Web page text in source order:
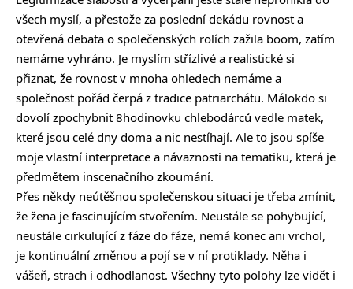
všech myslí, a přestože za poslední dekádu rovnost a
otevřená debata o společenských rolích zažila boom, zatím
nemáme vyhráno. Je myslím střízlivé a realistické si
přiznat, že rovnost v mnoha ohledech nemáme a
společnost pořád čerpá z tradice patriarchátu. Málokdo si
dovolí zpochybnit 8hodinovku chlebodárců vedle matek,
které jsou celé dny doma a nic nestíhají. Ale to jsou spíše
moje vlastní interpretace a návaznosti na tematiku, která je
předmětem inscenačního zkoumání.
Přes někdy neútěšnou společenskou situaci je třeba zmínit,
že žena je fascinujícím stvořením. Neustále se pohybující,
neustále cirkulující z fáze do fáze, nemá konec ani vrchol,
je kontinuální změnou a pojí se v ní protiklady. Něha i
vášeň, strach i odhodlanost. Všechny tyto polohy lze vidět i